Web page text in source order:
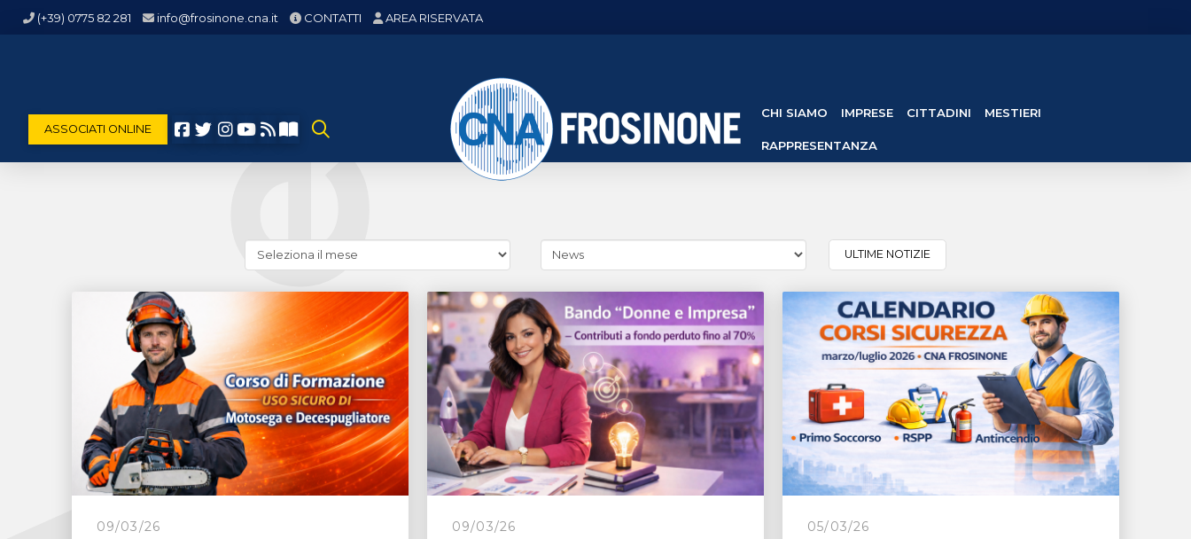
(+39) 0775 82 281 info@frosinone.cna.it CONTATTI AREA RISERVATA
ASSOCIATI ONLINE
CHI SIAMO IMPRESE CITTADINI MESTIERI
RAPPRESENTANZA
storico)
ULTIME NOTIZIE
09/03/26
09/03/26
05/03/26